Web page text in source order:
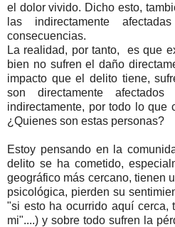
el dolor vivido. Dicho esto,
las indirectamente
consecuencias.
La realidad, por tanto, es que
bien no sufren el daño
impacto que el delito tiene,
son directamente
indirectamente, por todo lo que
¿Quienes son estas personas?
Estoy pensando en la
delito se ha cometido,
geográfico más cercano, tienen
psicológica, pierden su
"si esto ha ocurrido aquí cerca,
mi"....) y sobre todo sufren la